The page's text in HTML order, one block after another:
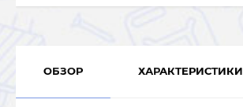
ОБЗОР ХАРАКТЕРИСТИКИ